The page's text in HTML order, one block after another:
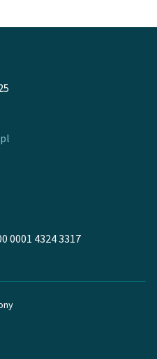
0001 4324 3317